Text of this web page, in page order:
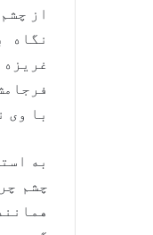
از
نگاه
با وی
به
چشم